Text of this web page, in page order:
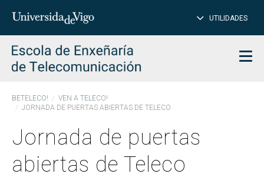
Insertar
para
buscar
UTILIDADES
BETELECO!
VEN A TELECO!
JORNADA DE PUERTAS ABIERTAS DE TELECO
Jornada de puertas
abiertas de Teleco